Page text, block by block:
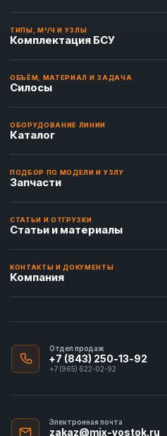
ТИПЫ, М³/Ч И УЗЛЫ
Комплектация БСУ
ОБЪЁМ, МАТЕРИАЛ И ЗАДАЧА
Силосы
ОБОРУДОВАНИЕ ЛИНИИ
Каталог
ПОДБОР ПО МОДЕЛИ И УЗЛУ
Запчасти
СТАТЬИ И ОТГРУЗКИ
Статьи и материалы
КОНТАКТЫ И ДОКУМЕНТЫ
Компания
Отдел продаж
+7 (843) 250-13-92
+7 (965) 622-02-92
Электронная почта
zakaz@mix-vostok.ru